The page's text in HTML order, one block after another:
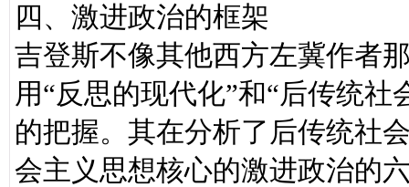
四、激进政治的框架
吉登斯不像其他西方左冀作者
用“反思的现代化”和“后传统
的把握。其在分析了后传统社
会主义思想核心的激进政治的